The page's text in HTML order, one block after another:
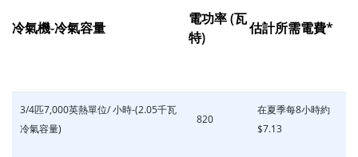
冷氣機-冷氣容量
電功率 (瓦
特)
估計所需電費*
3/4匹7,000英熱單位/ 小時-(2.05千瓦
冷氣容量)
820
在夏季每8小時約
$7.13